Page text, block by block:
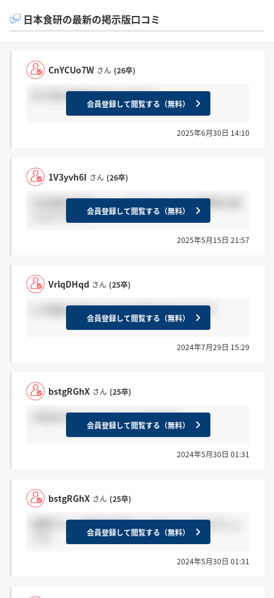
日本食研の最新の掲示版口コミ
CnYCUo7W さん (26卒)
内々定の連絡来た方いますか？
会員登録して閲覧する（無料）
2025年6月30日 14:10
1V3yvh6I さん (26卒)
日本食研の選考って、みんなバラバラに結果来る感
じなんですか？会員登録して閲覧する（無料）
2025年5月15日 21:57
VrlqDHqd さん (25卒)
どの商品が好きですか私は焼き肉のたれです
会員登録して閲覧する（無料）
2024年7月29日 15:29
bstgRGhX さん (25卒)
1年目のボーナスっていくらですか？
会員登録して閲覧する（無料）
2024年5月30日 01:31
bstgRGhX さん (25卒)
実際のところ院卒の年収っとどれくらいなんでしょ
会員登録して閲覧する（無料）
2024年5月30日 01:31